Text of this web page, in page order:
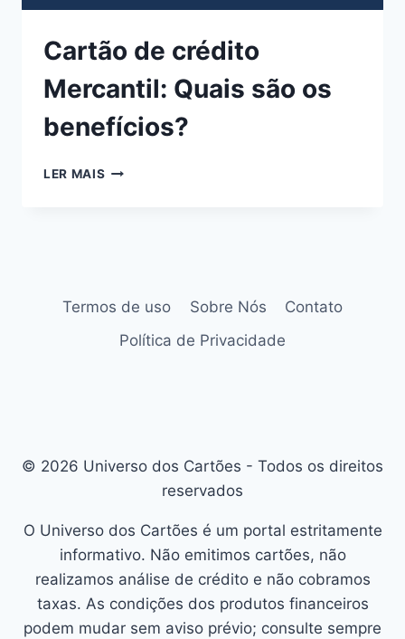
Cartão de crédito
Mercantil: Quais são os
benefícios?
LER MAIS
Termos de uso Sobre Nós
Contato
Política de Privacidade
© 2026 Universo dos Cartões - Todos os direitos
reservados
O Universo dos Cartões é um portal estritamente
informativo. Não emitimos cartões, não
realizamos análise de crédito e não cobramos
taxas. As condições dos produtos financeiros
podem mudar sem aviso prévio; consulte sempre